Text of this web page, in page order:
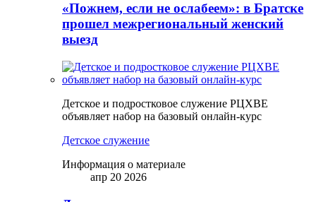
«Пожнем, если не ослабеем»: в Братске
прошел межрегиональный женский
выезд
Детское и подростковое служение РЦХВЕ
объявляет набор на базовый онлайн-курс
Детское служение
Информация о материале
апр 20 2026